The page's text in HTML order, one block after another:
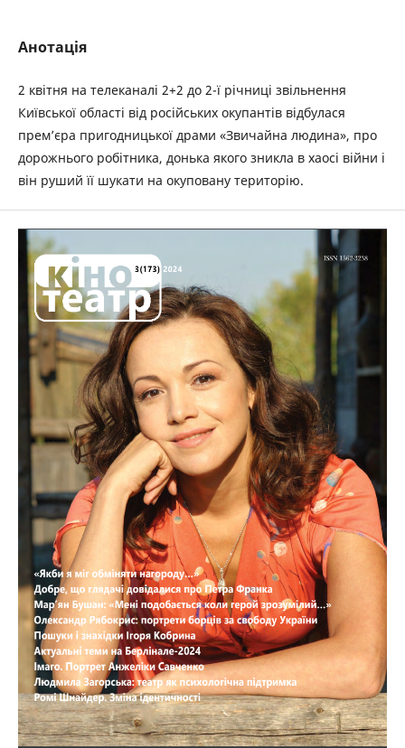
Анотація
2 квітня на телеканалі 2+2 до 2-ї річниці звільнення
Київської області від російських окупантів відбулася
прем’єра пригодницької драми «Звичайна людина», про
дорожнього робітника, донька якого зникла в хаосі війни і
він руший її шукати на окуповану територію.